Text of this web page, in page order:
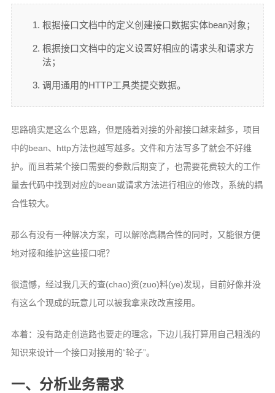
根据接口文档中的定义创建接口数据实体bean对象；
根据接口文档中的定义设置好相应的请求头和请求方
法；
调用通用的HTTP工具类提交数据。
思路确实是这么个思路，但是随着对接的外部接口越来越多，项目
中的bean、http方法也越写越多。文件和方法写多了就会不好维
护。而且若某个接口需要的参数后期变了，也需要花费较大的工作
量去代码中找到对应的bean或请求方法进行相应的修改，系统的耦
合性较大。
那么有没有一种解决方案，可以解除高耦合性的同时，又能很方便
地对接和维护这些接口呢？
很遗憾，经过我几天的查(chao)资(zuo)料(ye)发现，目前好像并没
有这么个现成的玩意儿可以被我拿来改改直接用。
本着：没有路走创造路也要走的理念，下边儿我打算用自己粗浅的
知识来设计一个接口对接用的“轮子”。
一、分析业务需求